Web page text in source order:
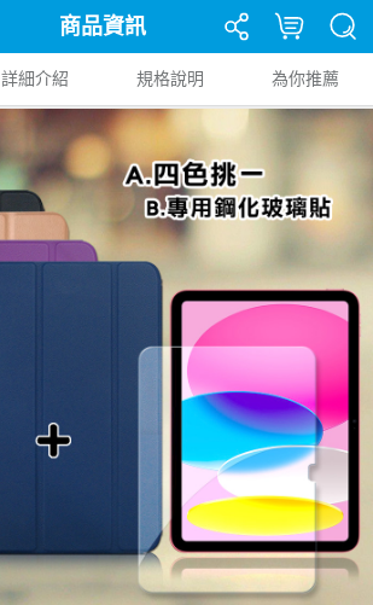
商品資訊
詳細介紹 規格說明 為你推薦